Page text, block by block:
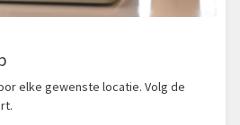
elke gewenste locatie. Volg de